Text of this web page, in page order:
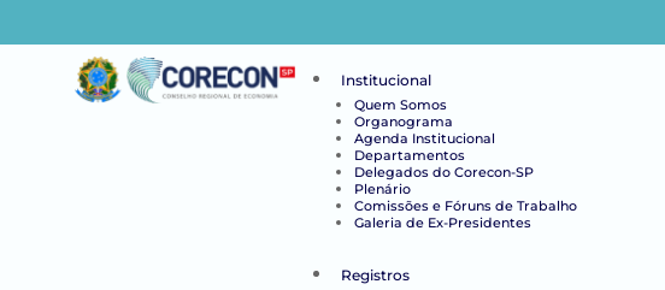
Institucional
Quem Somos
Organograma
Agenda Institucional
Departamentos
Delegados do Corecon-SP
Plenário
Comissões e Fóruns de Trabalho
Galeria de Ex-Presidentes
Registros